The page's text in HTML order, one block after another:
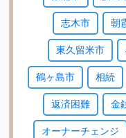
志木市 朝
東久留米市
鶴ヶ島市 相続
返済困難 金
オーナーチェンジ